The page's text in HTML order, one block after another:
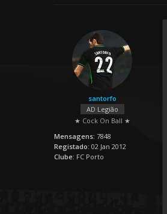
santorfo
AD Legião
★ Cock On Ball ★
Mensagens: 7848
Registado: 02 Jan 2012
Clube: FC Porto